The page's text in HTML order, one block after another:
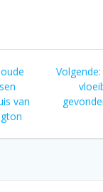
van
Volgende: